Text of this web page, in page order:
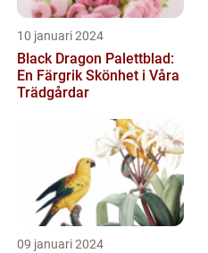
10 januari 2024
Black Dragon Palettblad:
En Färgrik Skönhet i Våra
Trädgårdar
09 januari 2024